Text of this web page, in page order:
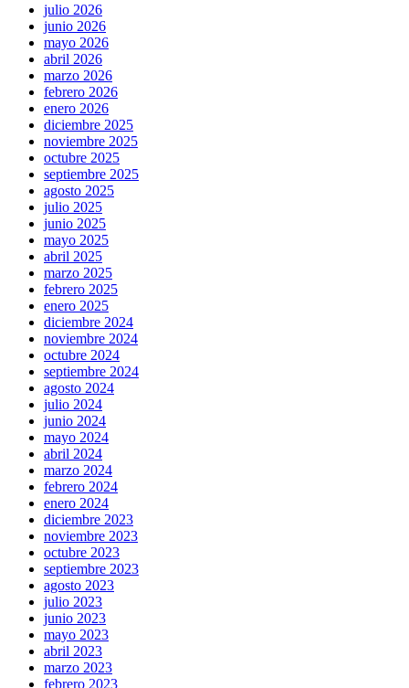
julio 2026
junio 2026
mayo 2026
abril 2026
marzo 2026
febrero 2026
enero 2026
diciembre 2025
noviembre 2025
octubre 2025
septiembre 2025
agosto 2025
julio 2025
junio 2025
mayo 2025
abril 2025
marzo 2025
febrero 2025
enero 2025
diciembre 2024
noviembre 2024
octubre 2024
septiembre 2024
agosto 2024
julio 2024
junio 2024
mayo 2024
abril 2024
marzo 2024
febrero 2024
enero 2024
diciembre 2023
noviembre 2023
octubre 2023
septiembre 2023
agosto 2023
julio 2023
junio 2023
mayo 2023
abril 2023
marzo 2023
febrero 2023